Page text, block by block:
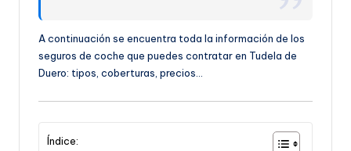
A continuación se encuentra toda la información de los
seguros de coche que puedes contratar en Tudela de
Duero: tipos, coberturas, precios…
Índice: